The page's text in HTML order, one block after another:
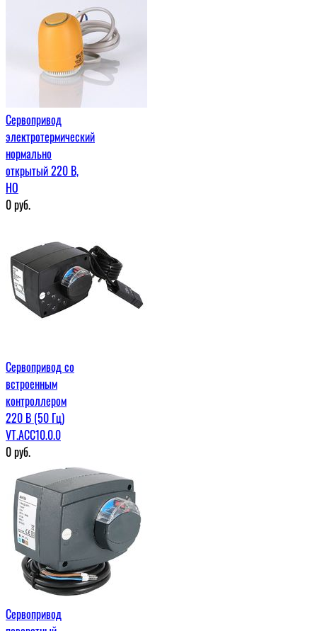
Сервопривод
электротермический
нормально
открытый 220 В,
НО
0руб.
Сервопривод со
встроенным
контроллером
220 В (50 Гц)
VT.ACC10.0.0
0руб.
Сервопривод